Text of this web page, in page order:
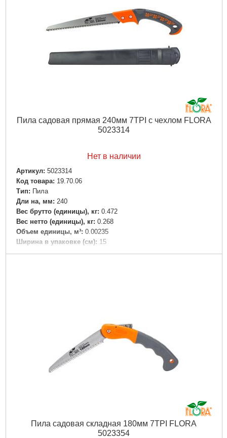
Пила садовая прямая 240мм 7TPI с чехлом FLORA
5023314
Нет в наличии
Артикул: 5023314
Код товара: 19.70.06
Tип: Пила
Дли на, мм: 240
Вес брутто (единицы), кг: 0.472
Вес нетто (единицы), кг: 0.268
Объем единицы, м³: 0.00235
Ширина в упаковке (см): 15
Длина в упаковке (см): 56
Пила садовая складная 180мм 7TPI FLORA
5023354